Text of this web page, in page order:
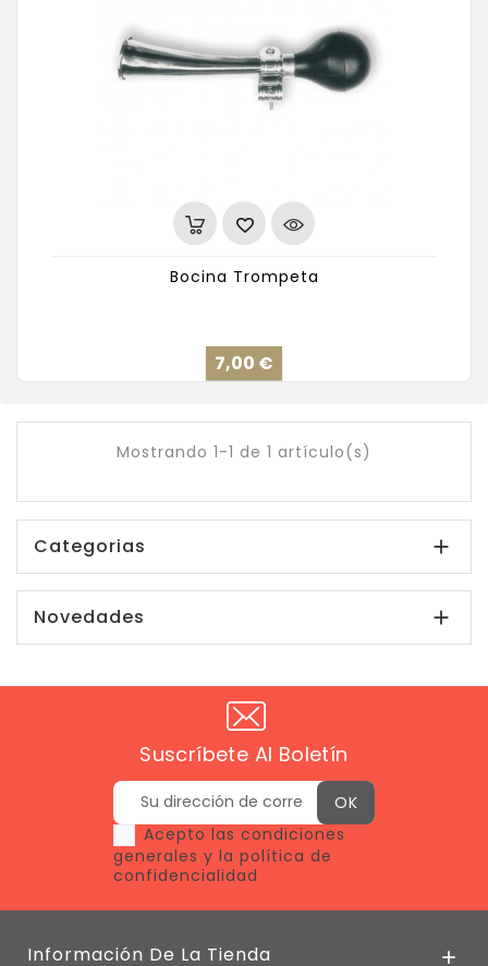
Bocina Trompeta
7,00 €
Mostrando 1-1 de 1 artículo(s)
Categorias 
Novedades 
Suscríbete Al Boletín
Acepto las condiciones
generales y la política de
confidencialidad
Información De La Tienda 